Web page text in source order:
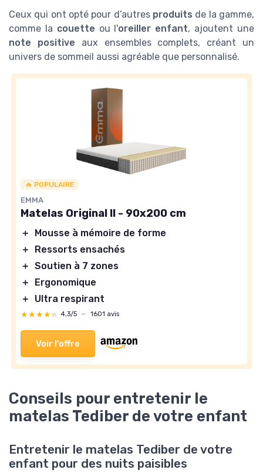
Ceux qui ont opté pour d’autres produits de la gamme,
comme la couette ou l'oreiller enfant, ajoutent une
note positive aux ensembles complets, créant un
univers de sommeil aussi agréable que personnalisé.
🔥 POPULAIRE
EMMA
Matelas Original II - 90x200 cm
＋
Mousse à mémoire de forme
＋
Ressorts ensachés
＋ Soutien à 7 zones
＋
Ergonomique
＋
Ultra respirant
★★★★★
★★★★★ 4,3/5 — 1601 avis
Voir l'offre
Conseils pour entretenir le
matelas Tediber de votre enfant
Entretenir le matelas Tediber de votre
enfant pour des nuits paisibles